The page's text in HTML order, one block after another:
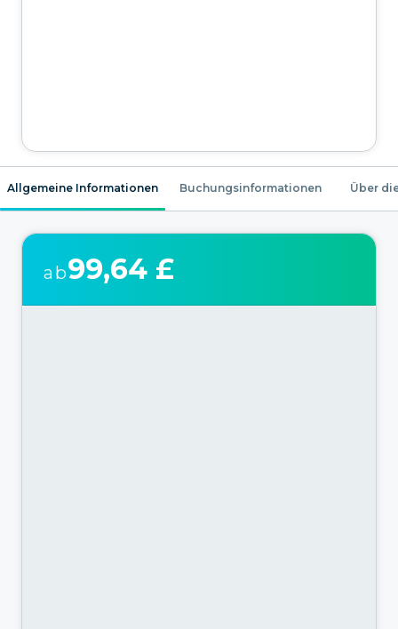
Allgemeine Informationen Buchungsinformationen Über
ab99,64 £